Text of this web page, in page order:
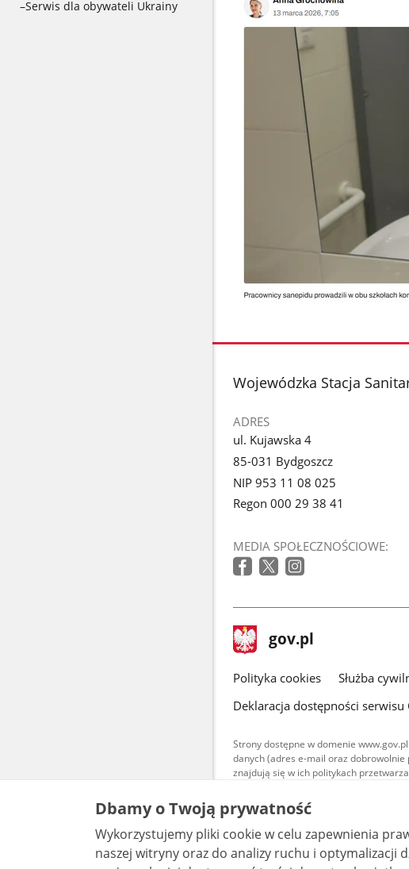
–Serwis dla obywateli Ukrainy
stopka
Wojewódzka Stacja
ADRES
ul. Kujawska 4
85-031 Bydgoszcz
NIP 953 11 08 025
Regon 000 29 38 41
MEDIA SPOŁECZNOŚCIOWE:
stopka
gov.pl Strona
gov.pl
gov.pl
Polityka cookies Służba
Deklaracja dostępności serwisu
Strony dostępne w domenie
danych (adres e-mail oraz dobrowolnie
znajdują się w ich politykach
Treści tekstowe
udostępniane na licencji
warunkach 4.0 (CC BY-
są udostępniane na
bez utworów zależnych
Dbamy o Twoją prywatność
Wykorzystujemy pliki cookie w celu zapewnienia
naszej witryny oraz do analizy ruchu i optymalizacji